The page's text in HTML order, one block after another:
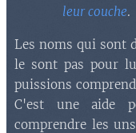
leur couche.
Les noms qui sont
le sont pas pour
puissions
C'est une aide
comprendre les